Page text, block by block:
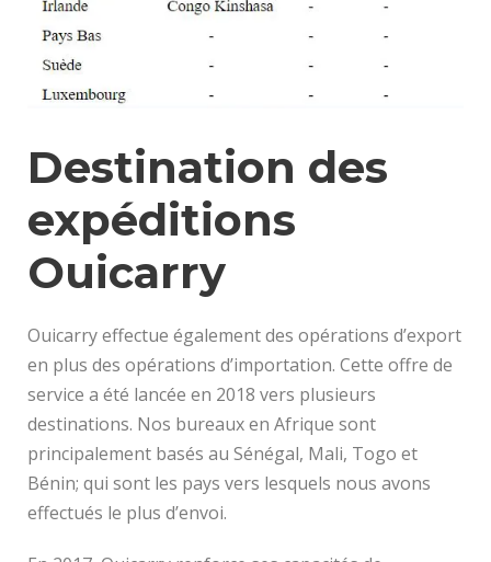
Destination des
expéditions
Ouicarry
Ouicarry effectue également des opérations d’export
en plus des opérations d’importation. Cette offre de
service a été lancée en 2018 vers plusieurs
destinations. Nos bureaux en Afrique sont
principalement basés au Sénégal, Mali, Togo et
Bénin; qui sont les pays vers lesquels nous avons
effectués le plus d’envoi.